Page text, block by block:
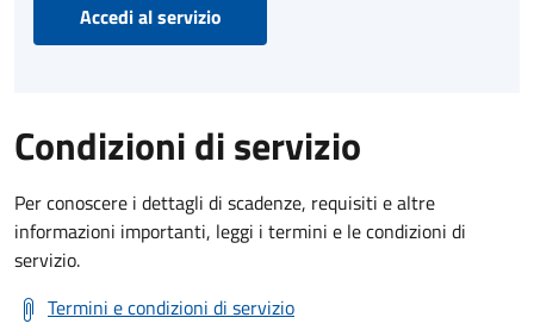
Accedi al servizio
Condizioni di servizio
Per conoscere i dettagli di scadenze, requisiti e altre
informazioni importanti, leggi i termini e le condizioni di
servizio.
Termini e condizioni di servizio